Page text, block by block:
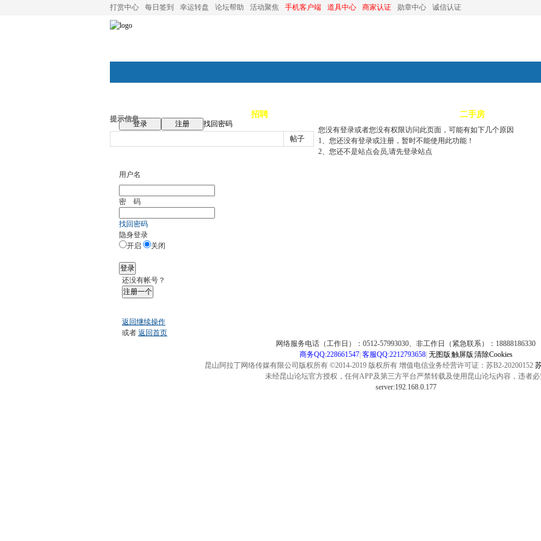
打赏中心 每日签到 幸运转盘 论坛帮助 活动聚焦 手机客户端 道具中心 商家认证 勋章中心 诚信认证
论坛首页 招聘 二手房
登录 注册
找回密码
帖子
提示信息
您没有登录或者您没有权限访问此页面，可能有如下几个原因
1、您还没有登录或注册，暂时不能使用此功能！
2、您还不是站点会员,请先登录站点
用户名
密 码
找回密码
隐身登录
开启
关闭
登录
还没有帐号？
注册一个
返回继续操作
或者 返回首页
网络服务电话（工作日）：0512-57993030、非工作日（紧急联系）：18888186330
商务QQ:228661547| 客服QQ:2212793658| 无图版 触屏版 清除Cookies
昆山阿拉丁网络传媒有限公司版权所有 ©2014-2019 版权所有 增值电信业务经营许可证：苏B2-20200152
未经昆山论坛官方授权，任何APP及第三方平台严禁转载及使用昆山论坛内容，违者必
server:192.168.0.177